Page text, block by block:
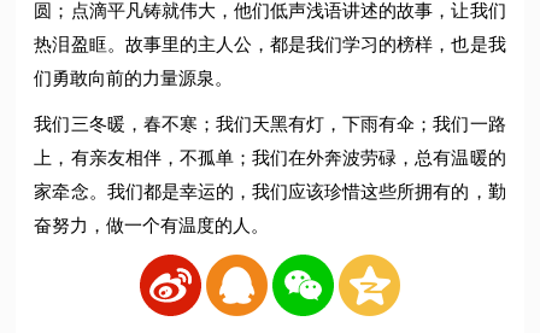
圆；点滴平凡铸就伟大，他们低声浅语讲述的故事，让我们
热泪盈眶。故事里的主人公，都是我们学习的榜样，也是我
们勇敢向前的力量源泉。
我们三冬暖，春不寒；我们天黑有灯，下雨有伞；我们一路
上，有亲友相伴，不孤单；我们在外奔波劳碌，总有温暖的
家牵念。我们都是幸运的，我们应该珍惜这些所拥有的，勤
奋努力，做一个有温度的人。